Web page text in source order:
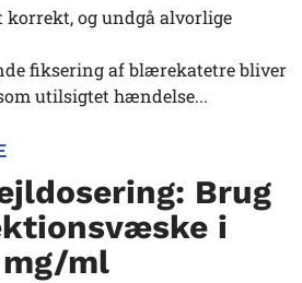
og undgå alvorlige
fiksering af blærekatetre bliver
utilsigtet hændelse...
Brug
i
ml